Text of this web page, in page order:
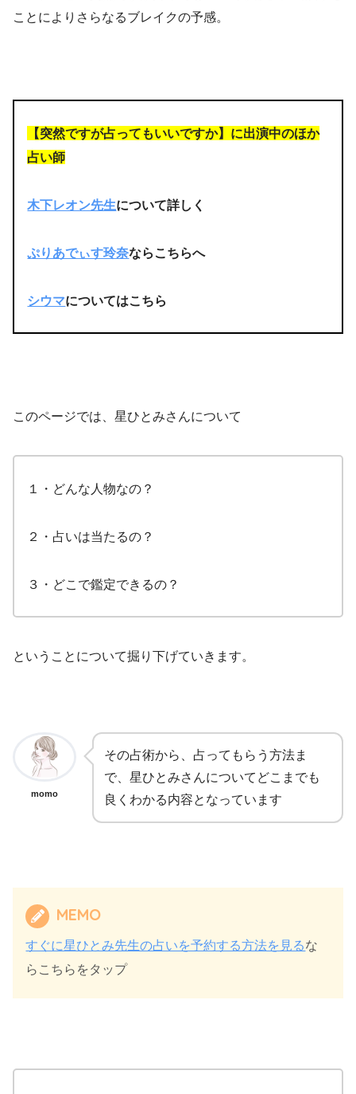
ことによりさらなるブレイクの予感。
【突然ですが占ってもいいですか】に出演中のほか
占い師
木下レオン先生について詳しく
ぷりあでぃす玲奈ならこちらへ
シウマについてはこちら
このページでは、星ひとみさんについて
１・どんな人物なの？
２・占いは当たるの？
３・どこで鑑定できるの？
ということについて掘り下げていきます。
momo
その占術から、占ってもらう方法ま
で、星ひとみさんについてどこまでも
良くわかる内容となっています
MEMO
すぐに星ひとみ先生の占いを予約する方法を見るな
らこちらをタップ